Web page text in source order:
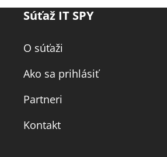
Súťaž IT SPY
O súťaži
Ako sa prihlásiť
Partneri
Kontakt